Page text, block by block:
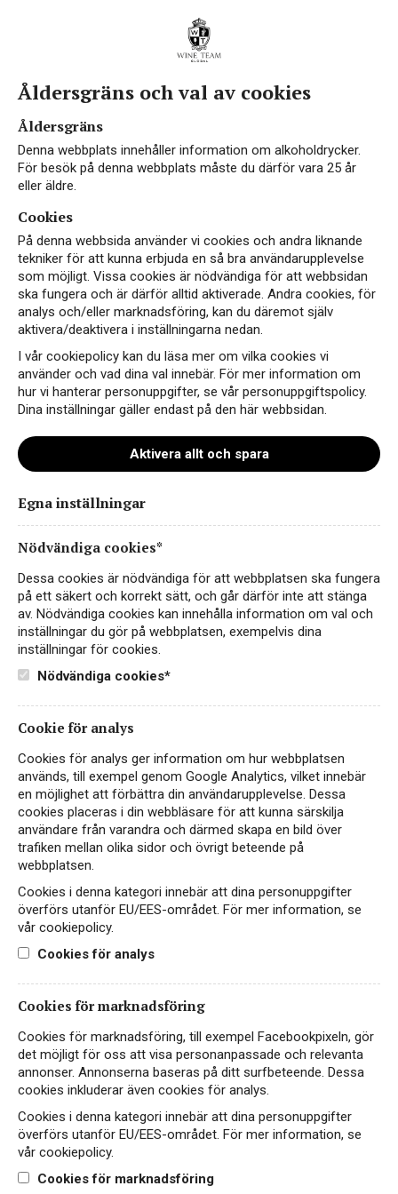
Vin från Katalonien
VEGAN
El Mar Cava Rosé Brut
El Mar Cava Rosé Brut! - en spännande, frisk
och smakrik cava!
98 kr
LinkedIn
Kontakt
Sekretess- & Cookiepolicy
Personuppgiftspolicy
English
Åldersgräns och val av cookies
Åldersgräns
Denna webbplats innehåller information om alkoholdrycker.
För besök på denna webbplats måste du därför vara 25 år
eller äldre.
Cookies
På denna webbsida använder vi cookies och andra liknande
tekniker för att kunna erbjuda en så bra användarupplevelse
som möjligt. Vissa cookies är nödvändiga för att webbsidan
ska fungera och är därför alltid aktiverade. Andra cookies, för
analys och/eller marknadsföring, kan du däremot själv
aktivera/deaktivera i inställningarna nedan.
I vår cookiepolicy kan du läsa mer om vilka cookies vi
använder och vad dina val innebär. För mer information om
hur vi hanterar personuppgifter, se vår personuppgiftspolicy.
Dina inställningar gäller endast på den här webbsidan.
Aktivera allt och spara
Egna inställningar
Nödvändiga cookies*
Dessa cookies är nödvändiga för att webbplatsen ska fungera
på ett säkert och korrekt sätt, och går därför inte att stänga
av. Nödvändiga cookies kan innehålla information om val och
inställningar du gör på webbplatsen, exempelvis dina
inställningar för cookies.
Nödvändiga cookies*
Cookie för analys
Cookies för analys ger information om hur webbplatsen
används, till exempel genom Google Analytics, vilket innebär
en möjlighet att förbättra din användarupplevelse. Dessa
cookies placeras i din webbläsare för att kunna särskilja
användare från varandra och därmed skapa en bild över
trafiken mellan olika sidor och övrigt beteende på
webbplatsen.
Cookies i denna kategori innebär att dina personuppgifter
överförs utanför EU/EES-området. För mer information, se
vår cookiepolicy.
Cookies för analys
Cookies för marknadsföring
Cookies för marknadsföring, till exempel Facebookpixeln, gör
det möjligt för oss att visa personanpassade och relevanta
annonser. Annonserna baseras på ditt surfbeteende. Dessa
cookies inkluderar även cookies för analys.
Cookies i denna kategori innebär att dina personuppgifter
överförs utanför EU/EES-området. För mer information, se
vår cookiepolicy.
Cookies för marknadsföring